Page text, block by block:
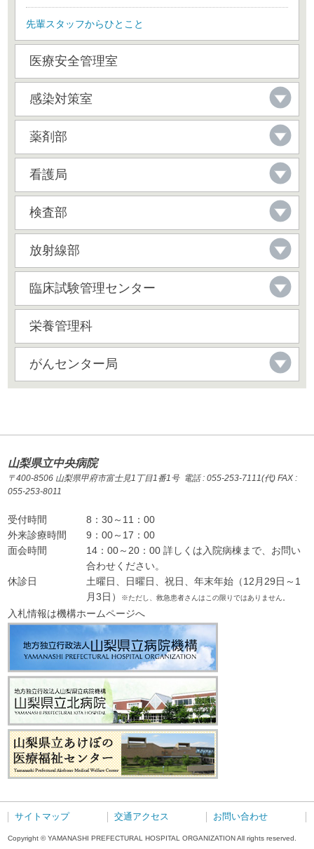
先輩スタッフからひとこと
医療安全管理室
感染対策室
薬剤部
看護局
検査部
放射線部
臨床試験管理センター
栄養管理科
がんセンター局
山梨県立中央病院
〒400-8506 山梨県甲府市富士見1丁目1番1号 電話 : 055-253-7111(代) FAX :
055-253-8011
受付時間
8：30～11：00
外来診療時間
9：00～17：00
面会時間
14：00～20：00 詳しくは入院病棟まで、お問い
合わせください。
休診日
土曜日、日曜日、祝日、年末年始（12月29日～1
月3日）
※ただし、救急患者さんはこの限りではありません。
入札情報は機構ホームページへ
サイトマップ 交通アクセス お問い合わせ
Copyright © YAMANASHI PREFECTURAL HOSPITAL ORGANIZATION All rights reserved.